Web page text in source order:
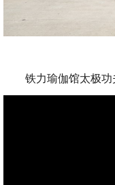
铁力瑜伽馆太极功